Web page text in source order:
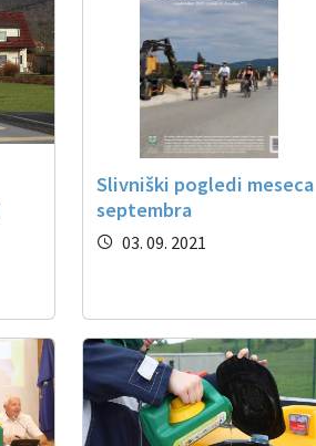
Slivniški pogledi meseca
septembra
03. 09. 2021